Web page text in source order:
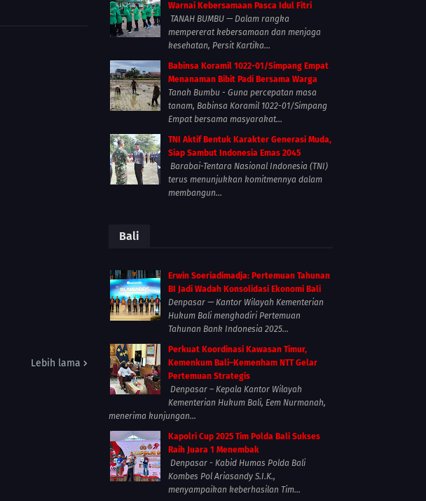
Lebih lama
Warnai Kebersamaan Pasca Idul Fitri
TANAH BUMBU — Dalam rangka
mempererat kebersamaan dan menjaga
kesehatan, Persit Kartika...
Babinsa Koramil 1022-01/Simpang Empat
Menanaman Bibit Padi Bersama Warga
Tanah Bumbu - Guna percepatan masa
tanam, Babinsa Koramil 1022-01/Simpang
Empat bersama masyarakat...
TNI Aktif Bentuk Karakter Generasi Muda,
Siap Sambut Indonesia Emas 2045
Barabai-Tentara Nasional Indonesia (TNI)
terus menunjukkan komitmennya dalam
membangun...
Bali
Erwin Soeriadimadja: Pertemuan Tahunan
BI Jadi Wadah Konsolidasi Ekonomi Bali
Denpasar — Kantor Wilayah Kementerian
Hukum Bali menghadiri Pertemuan
Tahunan Bank Indonesia 2025...
Perkuat Koordinasi Kawasan Timur,
Kemenkum Bali–Kemenham NTT Gelar
Pertemuan Strategis
Denpasar – Kepala Kantor Wilayah
Kementerian Hukum Bali, Eem Nurmanah,
menerima kunjungan...
Kapolri Cup 2025 Tim Polda Bali Sukses
Raih Juara 1 Menembak
Denpasar - Kabid Humas Polda Bali
Kombes Pol Ariasandy S.I.K.,
menyampaikan keberhasilan Tim...